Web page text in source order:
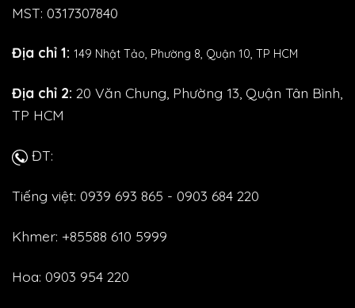
MST: 0317307840
Địa chỉ 1: 149 Nhật Tảo, Phường 8, Quận 10, TP HCM
Địa chỉ 2: 20 Văn Chung, Phường 13, Quận Tân Bình,
TP HCM
ĐT:
Tiếng việt: 0939 693 865 - 0903 684 220
Khmer: +85588 610 5999
Hoa: 0903 954 220